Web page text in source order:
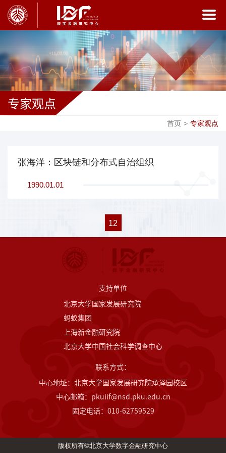
专家观点
首页 > 专家观点
张海洋：区块链和分布式自治组织
1990.01.01
12
支持单位
北京大学国家发展研究院
蚂蚁集团
上海新金融研究院
北京大学中国社会科学调查中心
联系方式：
中心地址：北京大学国家发展研究院承泽园校区
中心邮箱：pkuiif@nsd.pku.edu.cn
固定电话：010-62759529
版权所有©北京大学数字金融研究中心